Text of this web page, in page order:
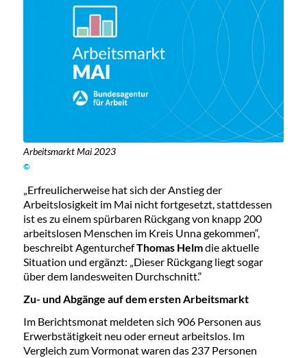
Arbeitsmarkt Mai 2023
©
„Erfreulicherweise hat sich der Anstieg der
Arbeitslosigkeit im Mai nicht fortgesetzt, stattdessen
ist es zu einem spürbaren Rückgang von knapp 200
arbeitslosen Menschen im Kreis Unna gekommen“,
beschreibt AgenturchefThomas Helmdie aktuelle
Situation und ergänzt: „Dieser Rückgang liegt sogar
über dem landesweiten Durchschnitt.“
Zu- und Abgänge auf dem ersten Arbeitsmarkt
Im Berichtsmonat meldeten sich 906 Personen aus
Erwerbstätigkeit neu oder erneut arbeitslos. Im
Vergleich zum Vormonat waren das 237 Personen